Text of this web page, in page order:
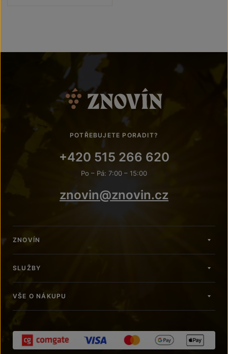
POTŘEBUJETE PORADIT?
+420 515 266 620
Po – Pá: 7:00 – 15:00
znovin@znovin.cz
ZNOVÍN
SLUŽBY
VŠE O NÁKUPU